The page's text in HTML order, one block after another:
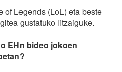
of Legends (LoL) eta beste
gustatuko litzaiguke.
EHn bideo jokoen